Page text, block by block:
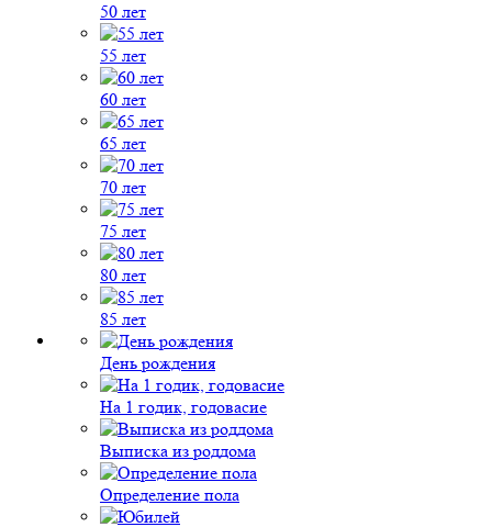
50 лет
55 лет
60 лет
65 лет
70 лет
75 лет
80 лет
85 лет
День рождения
На 1 годик, годовасие
Выписка из роддома
Определение пола